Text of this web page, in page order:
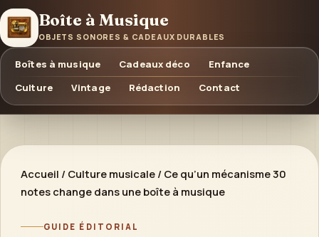
Boîte à Musique
OBJETS SONORES & CADEAUX DURABLES
Boîtes à musique Cadeaux déco
Enfance
Culture
Vintage Rédaction Contact
Accueil / Culture musicale / Ce qu’un mécanisme 30
notes change dans une boîte à musique
GUIDE ÉDITORIAL